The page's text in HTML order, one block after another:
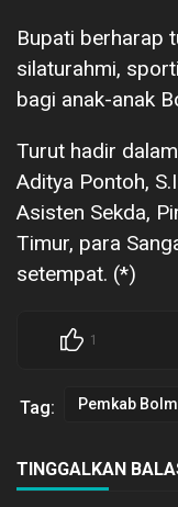
Bupati berharap
silaturahmi,
bagi anak-anak
Turut hadir
Aditya Pontoh,
Asisten Sekda,
Timur, para
setempat. (*)
1
Tag: Pemkab
TINGGALKAN